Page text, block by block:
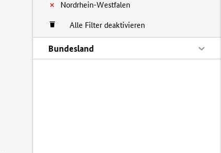
Nordrhein-Westfalen
Alle Filter deaktivieren
Bundesland